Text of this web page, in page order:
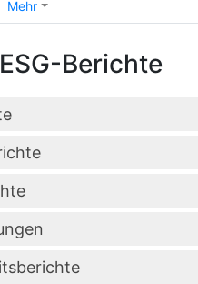
Mehr
ESG-Berichte